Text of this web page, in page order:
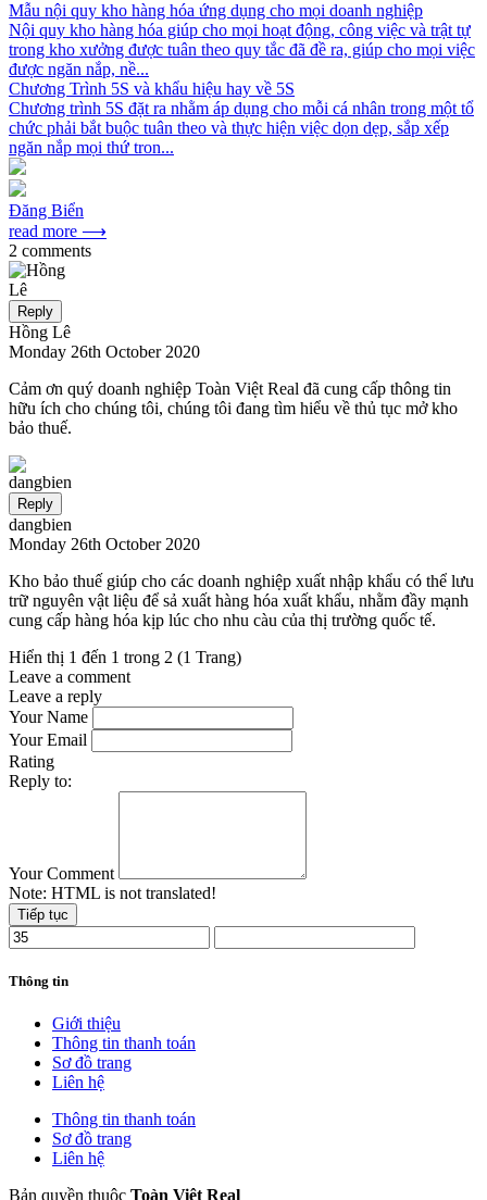
Mẫu nội quy kho hàng hóa ứng dụng cho mọi doanh nghiệp
Nội quy kho hàng hóa giúp cho mọi hoạt động, công việc và trật tự
trong kho xưởng được tuân theo quy tắc đã đề ra, giúp cho mọi việc
được ngăn nắp, nề...
Chương Trình 5S và khẩu hiệu hay về 5S
Chương trình 5S đặt ra nhằm áp dụng cho mỗi cá nhân trong một tổ
chức phải bắt buộc tuân theo và thực hiện việc dọn dẹp, sắp xếp
ngăn nắp mọi thứ tron...
Đăng Biển
read more ⟶
2 comments
Reply
Hồng Lê
Monday 26th October 2020
Cảm ơn quý doanh nghiệp Toàn Việt Real đã cung cấp thông tin
hữu ích cho chúng tôi, chúng tôi đang tìm hiểu về thủ tục mở kho
bảo thuế.
Reply
dangbien
Monday 26th October 2020
Kho bảo thuế giúp cho các doanh nghiệp xuất nhập khẩu có thể lưu
trữ nguyên vật liệu để sả xuất hàng hóa xuất khẩu, nhằm đầy mạnh
cung cấp hàng hóa kịp lúc cho nhu càu của thị trường quốc tế.
Hiển thị 1 đến 1 trong 2 (1 Trang)
Leave a comment
Leave a reply
Your Name
Your Email
Rating
Reply to:
Your Comment
Note: HTML is not translated!
Tiếp tục
Thông tin
Giới thiệu
Thông tin thanh toán
Sơ đồ trang
Liên hệ
Thông tin thanh toán
Sơ đồ trang
Liên hệ
Bản quyền thuộc Toàn Việt Real